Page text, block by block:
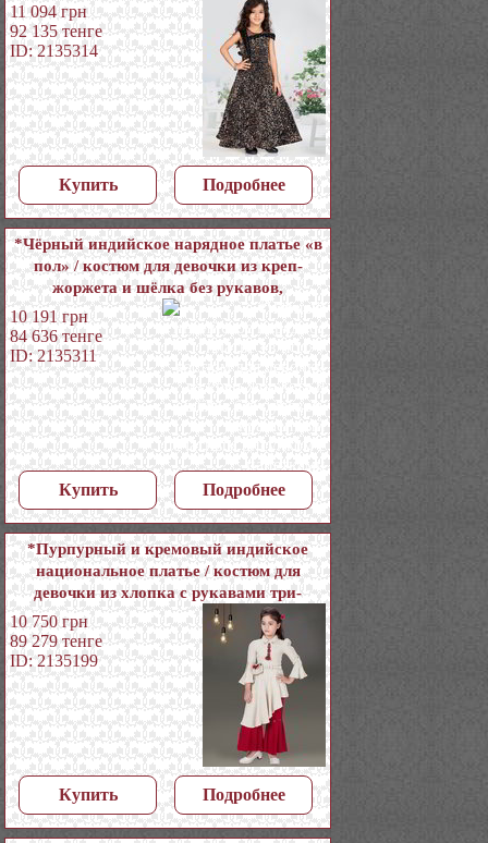
11 094 грн
92 135 тенге
ID: 2135314
Купить Подробнее
*Чёрный индийское нарядное платье «в
пол» / костюм для девочки из креп-
жоржета и шёлка без рукавов,
украшенный печатным рисунком с
10 191 грн
84 636 тенге
ID: 2135311
Купить Подробнее
*Пурпурный и кремовый индийское
национальное платье / костюм для
девочки из хлопка с рукавами три-
10 750 грн
89 279 тенге
ID: 2135199
Купить Подробнее